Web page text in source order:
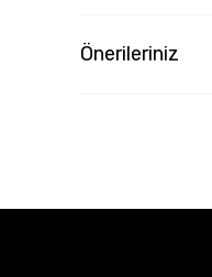
Önerileriniz